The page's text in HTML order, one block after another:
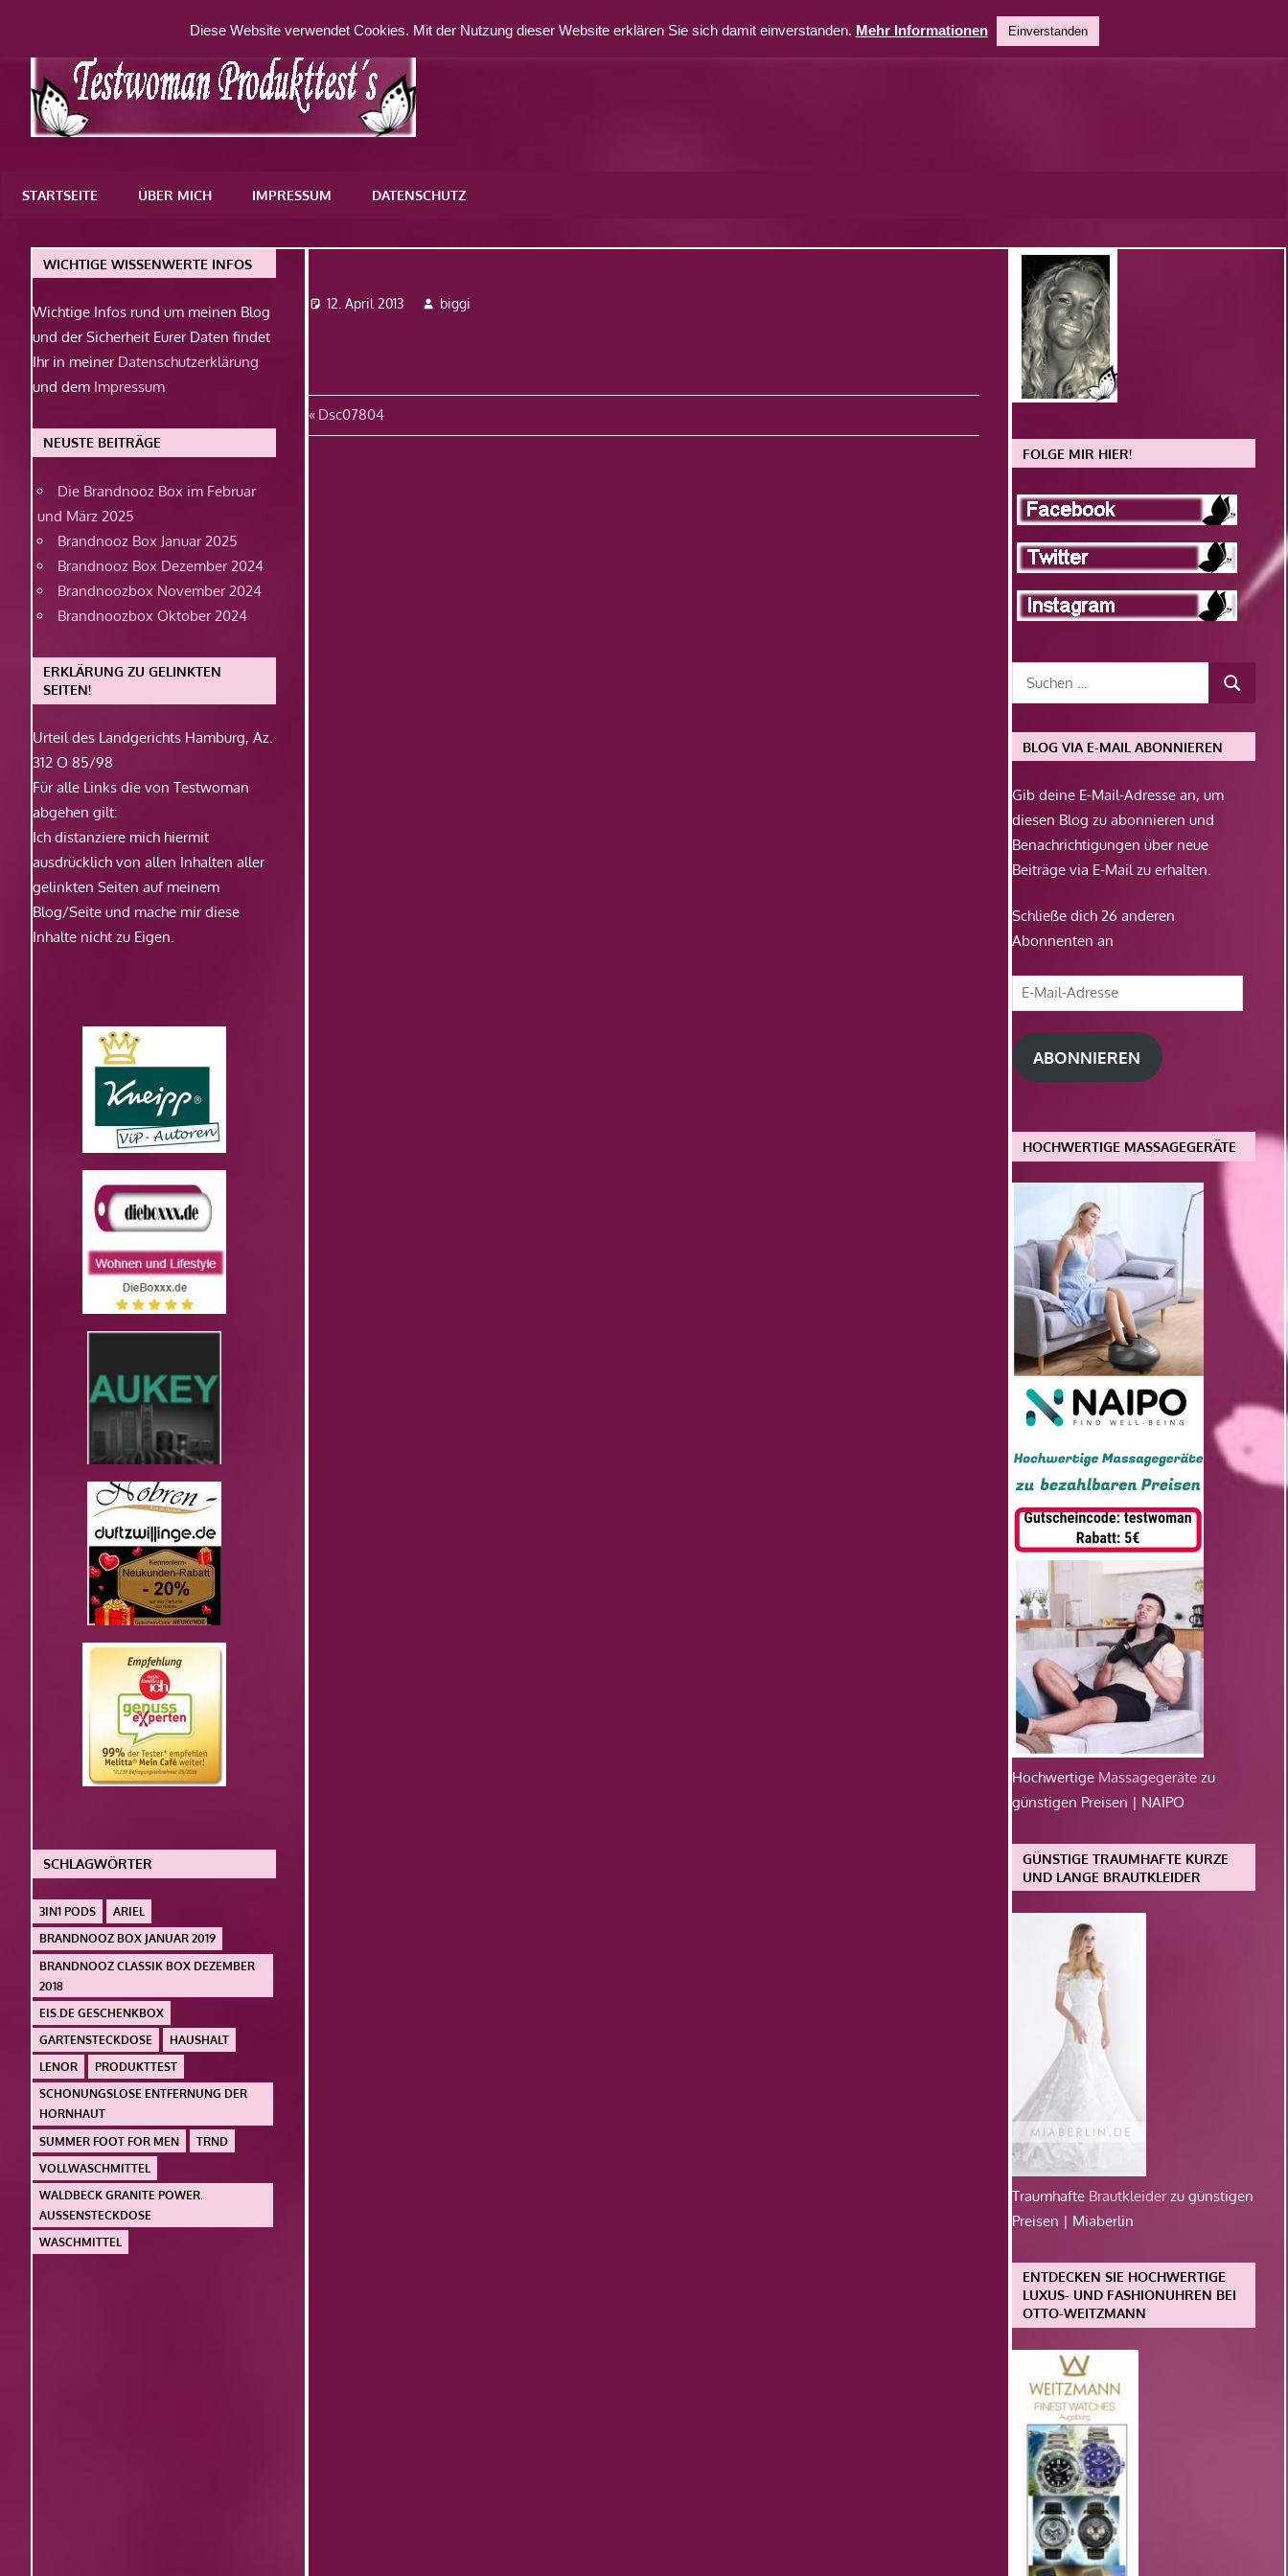
springen
WordPress-
STARTSEITE ÜBER MICH IMPRESSUM DATENSCHUTZ
12. April 2013 biggi
Beitragsnavigation
Vorheriger
Beitrag:
Dsc07804
WICHTIGE WISSENWERTE INFOS
Wichtige Infos rund um meinen Blog
und der Sicherheit Eurer Daten findet
Ihr in meiner Datenschutzerklärung
und dem Impressum
NEUSTE BEITRÄGE
Die Brandnooz Box im Februar
und März 2025
Brandnooz Box Januar 2025
Brandnooz Box Dezember 2024
Brandnoozbox November 2024
Brandnoozbox Oktober 2024
ERKLÄRUNG ZU GELINKTEN
SEITEN!
Urteil des Landgerichts Hamburg, Az.
312 O 85/98
Für alle Links die von Testwoman
abgehen gilt:
Ich distanziere mich hiermit
ausdrücklich von allen Inhalten aller
gelinkten Seiten auf meinem
Blog/Seite und mache mir diese
Inhalte nicht zu Eigen.
SCHLAGWÖRTER
3IN1 PODS
ARIEL
BRANDNOOZ BOX JANUAR 2019
BRANDNOOZ CLASSIK BOX DEZEMBER
2018
EIS.DE GESCHENKBOX
GARTENSTECKDOSE
HAUSHALT
LENOR
PRODUKTTEST
SCHONUNGSLOSE ENTFERNUNG DER
HORNHAUT
SUMMER FOOT FOR MEN
TRND
VOLLWASCHMITTEL
WALDBECK GRANITE POWER.
AUSSENSTECKDOSE
WASCHMITTEL
FOLGE MIR HIER!
BLOG VIA E-MAIL ABONNIEREN
Gib deine E-Mail-Adresse an, um
diesen Blog zu abonnieren und
Benachrichtigungen über neue
Beiträge via E-Mail zu erhalten.
Schließe dich 26 anderen
Abonnenten an
E-
Mail-
Adresse
ABONNIEREN
HOCHWERTIGE MASSAGEGERÄTE
Hochwertige Massagegeräte zu
günstigen Preisen | NAIPO
GÜNSTIGE TRAUMHAFTE KURZE
UND LANGE BRAUTKLEIDER
Traumhafte Brautkleiderzu günstigen
Preisen | Miaberlin
ENTDECKEN SIE HOCHWERTIGE
LUXUS- UND FASHIONUHREN BEI
OTTO-WEITZMANN
Diese Website verwendet Cookies. Mit der Nutzung dieser Website erklären Sie sich damit einverstanden. Mehr Informationen Einverstanden